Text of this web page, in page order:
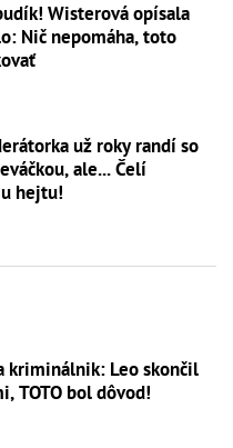
Wisterová opísala
Nič nepomáha, toto
už roky randí so
ale... Čelí
hejtu!
kriminálnik: Leo skončil
TOTO bol dôvod!